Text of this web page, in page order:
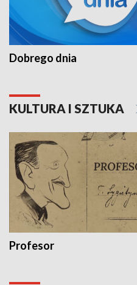
Dobrego dnia
KULTURA I SZTUKA
Profesor